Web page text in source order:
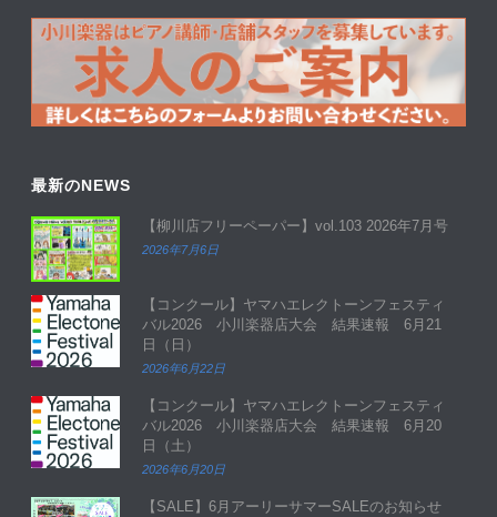
最新のNEWS
【柳川店フリーペーパー】vol.103 2026年7月号
2026年7月6日
【コンクール】ヤマハエレクトーンフェスティ
バル2026 小川楽器店大会 結果速報 6月21
日（日）
2026年6月22日
【コンクール】ヤマハエレクトーンフェスティ
バル2026 小川楽器店大会 結果速報 6月20
日（土）
2026年6月20日
【SALE】6月アーリーサマーSALEのお知らせ